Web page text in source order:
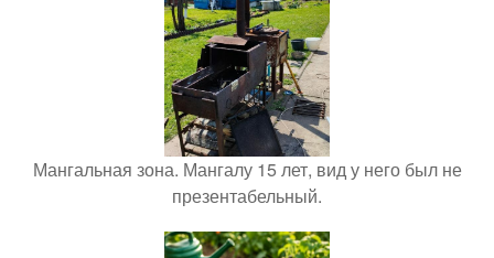
Мангальная зона. Мангалу 15 лет, вид у него был не
презентабельный.